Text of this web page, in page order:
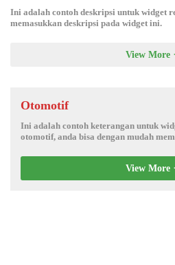
Ini adalah contoh deskripsi untuk widget
memasukkan deskripsi pada widget ini.
View More
Otomotif
Ini adalah contoh keterangan untuk
otomotif, anda bisa dengan mudah
View More